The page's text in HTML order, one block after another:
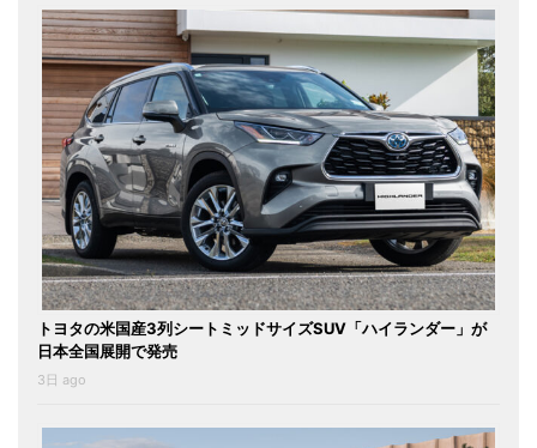
トヨタの米国産3列シートミッドサイズSUV「ハイランダー」が
日本全国展開で発売
3日 ago